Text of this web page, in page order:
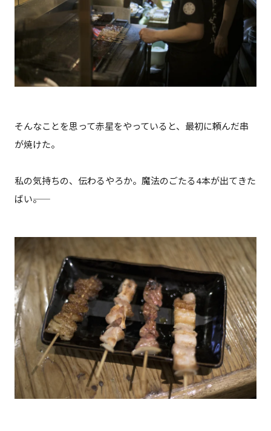
そんなことを思って赤星をやっていると、最初に頼んだ串
が焼けた。
私の気持ちの、伝わるやろか。魔法のごたる4本が出てきた
ばい――。